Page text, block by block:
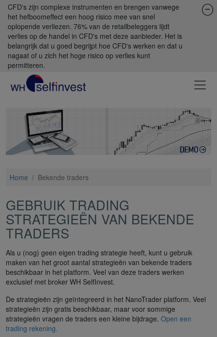
CFD's zijn complexe instrumenten en brengen vanwege
het hefboomeffect een hoog risico mee van snel
oplopende verliezen. 76% van de retailbeleggers lijdt
verlies op de handel in CFD's met deze aanbieder. Het is
belangrijk dat u goed begrijpt hoe CFD's werken en dat u
nagaat of u zich het hoge risico op verlies kunt
permitteren.
Home / Bekende traders
GEBRUIK TRADING
STRATEGIEËN VAN BEKENDE
TRADERS
Als u (nog) geen eigen trading strategie heeft, kunt u gebruik
maken van het groot aantal strategieën van bekende traders
beschikbaar in het platform. Veel van deze traders werken
exclusief met broker WH SelfInvest.
De strategieën zijn geïntegreerd in het NanoTrader platform. Veel
strategieën zijn gratis beschikbaar, maar voor sommige
strategieën vragen de traders een kleine bijdrage. Open een
trading rekening.